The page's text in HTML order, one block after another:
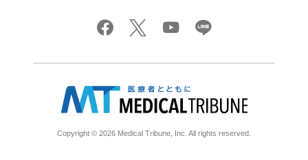
Copyright © 2026 Medical Tribune, Inc. All rights reserved.